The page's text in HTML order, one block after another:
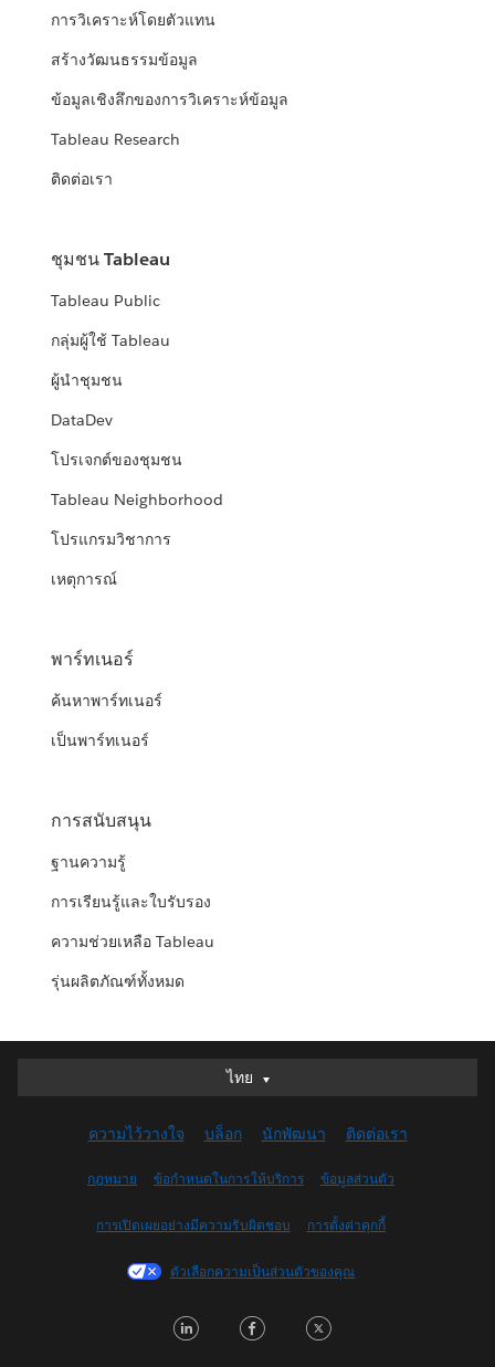
การวิเคราะห์โดยตัวแทน
สร้างวัฒนธรรมข้อมูล
ข้อมูลเชิงลึกของการวิเคราะห์ข้อมูล
Tableau Research
ติดต่อเรา
ชุมชน Tableau
Tableau Public
กลุ่มผู้ใช้ Tableau
ผู้นำชุมชน
DataDev
โปรเจกต์ของชุมชน
Tableau Neighborhood
โปรแกรมวิชาการ
เหตุการณ์
พาร์ทเนอร์
ค้นหาพาร์ทเนอร์
เป็นพาร์ทเนอร์
การสนับสนุน
ฐานความรู้
การเรียนรู้และใบรับรอง
ความช่วยเหลือ Tableau
รุ่นผลิตภัณฑ์ทั้งหมด
ไทย
ไทย
English (UK)
English (US)
Français (Canada)
Français (France)
日本語
ความไว้วางใจ บล็อก นักพัฒนา ติดต่อเรา
กฎหมาย ข้อกำหนดในการให้บริการ ข้อมูลส่วนตัว
การเปิดเผยอย่างมีความรับผิดชอบ การตั้งค่าคุกกี้
ตัวเลือกความเป็นส่วนตัวของคุณ